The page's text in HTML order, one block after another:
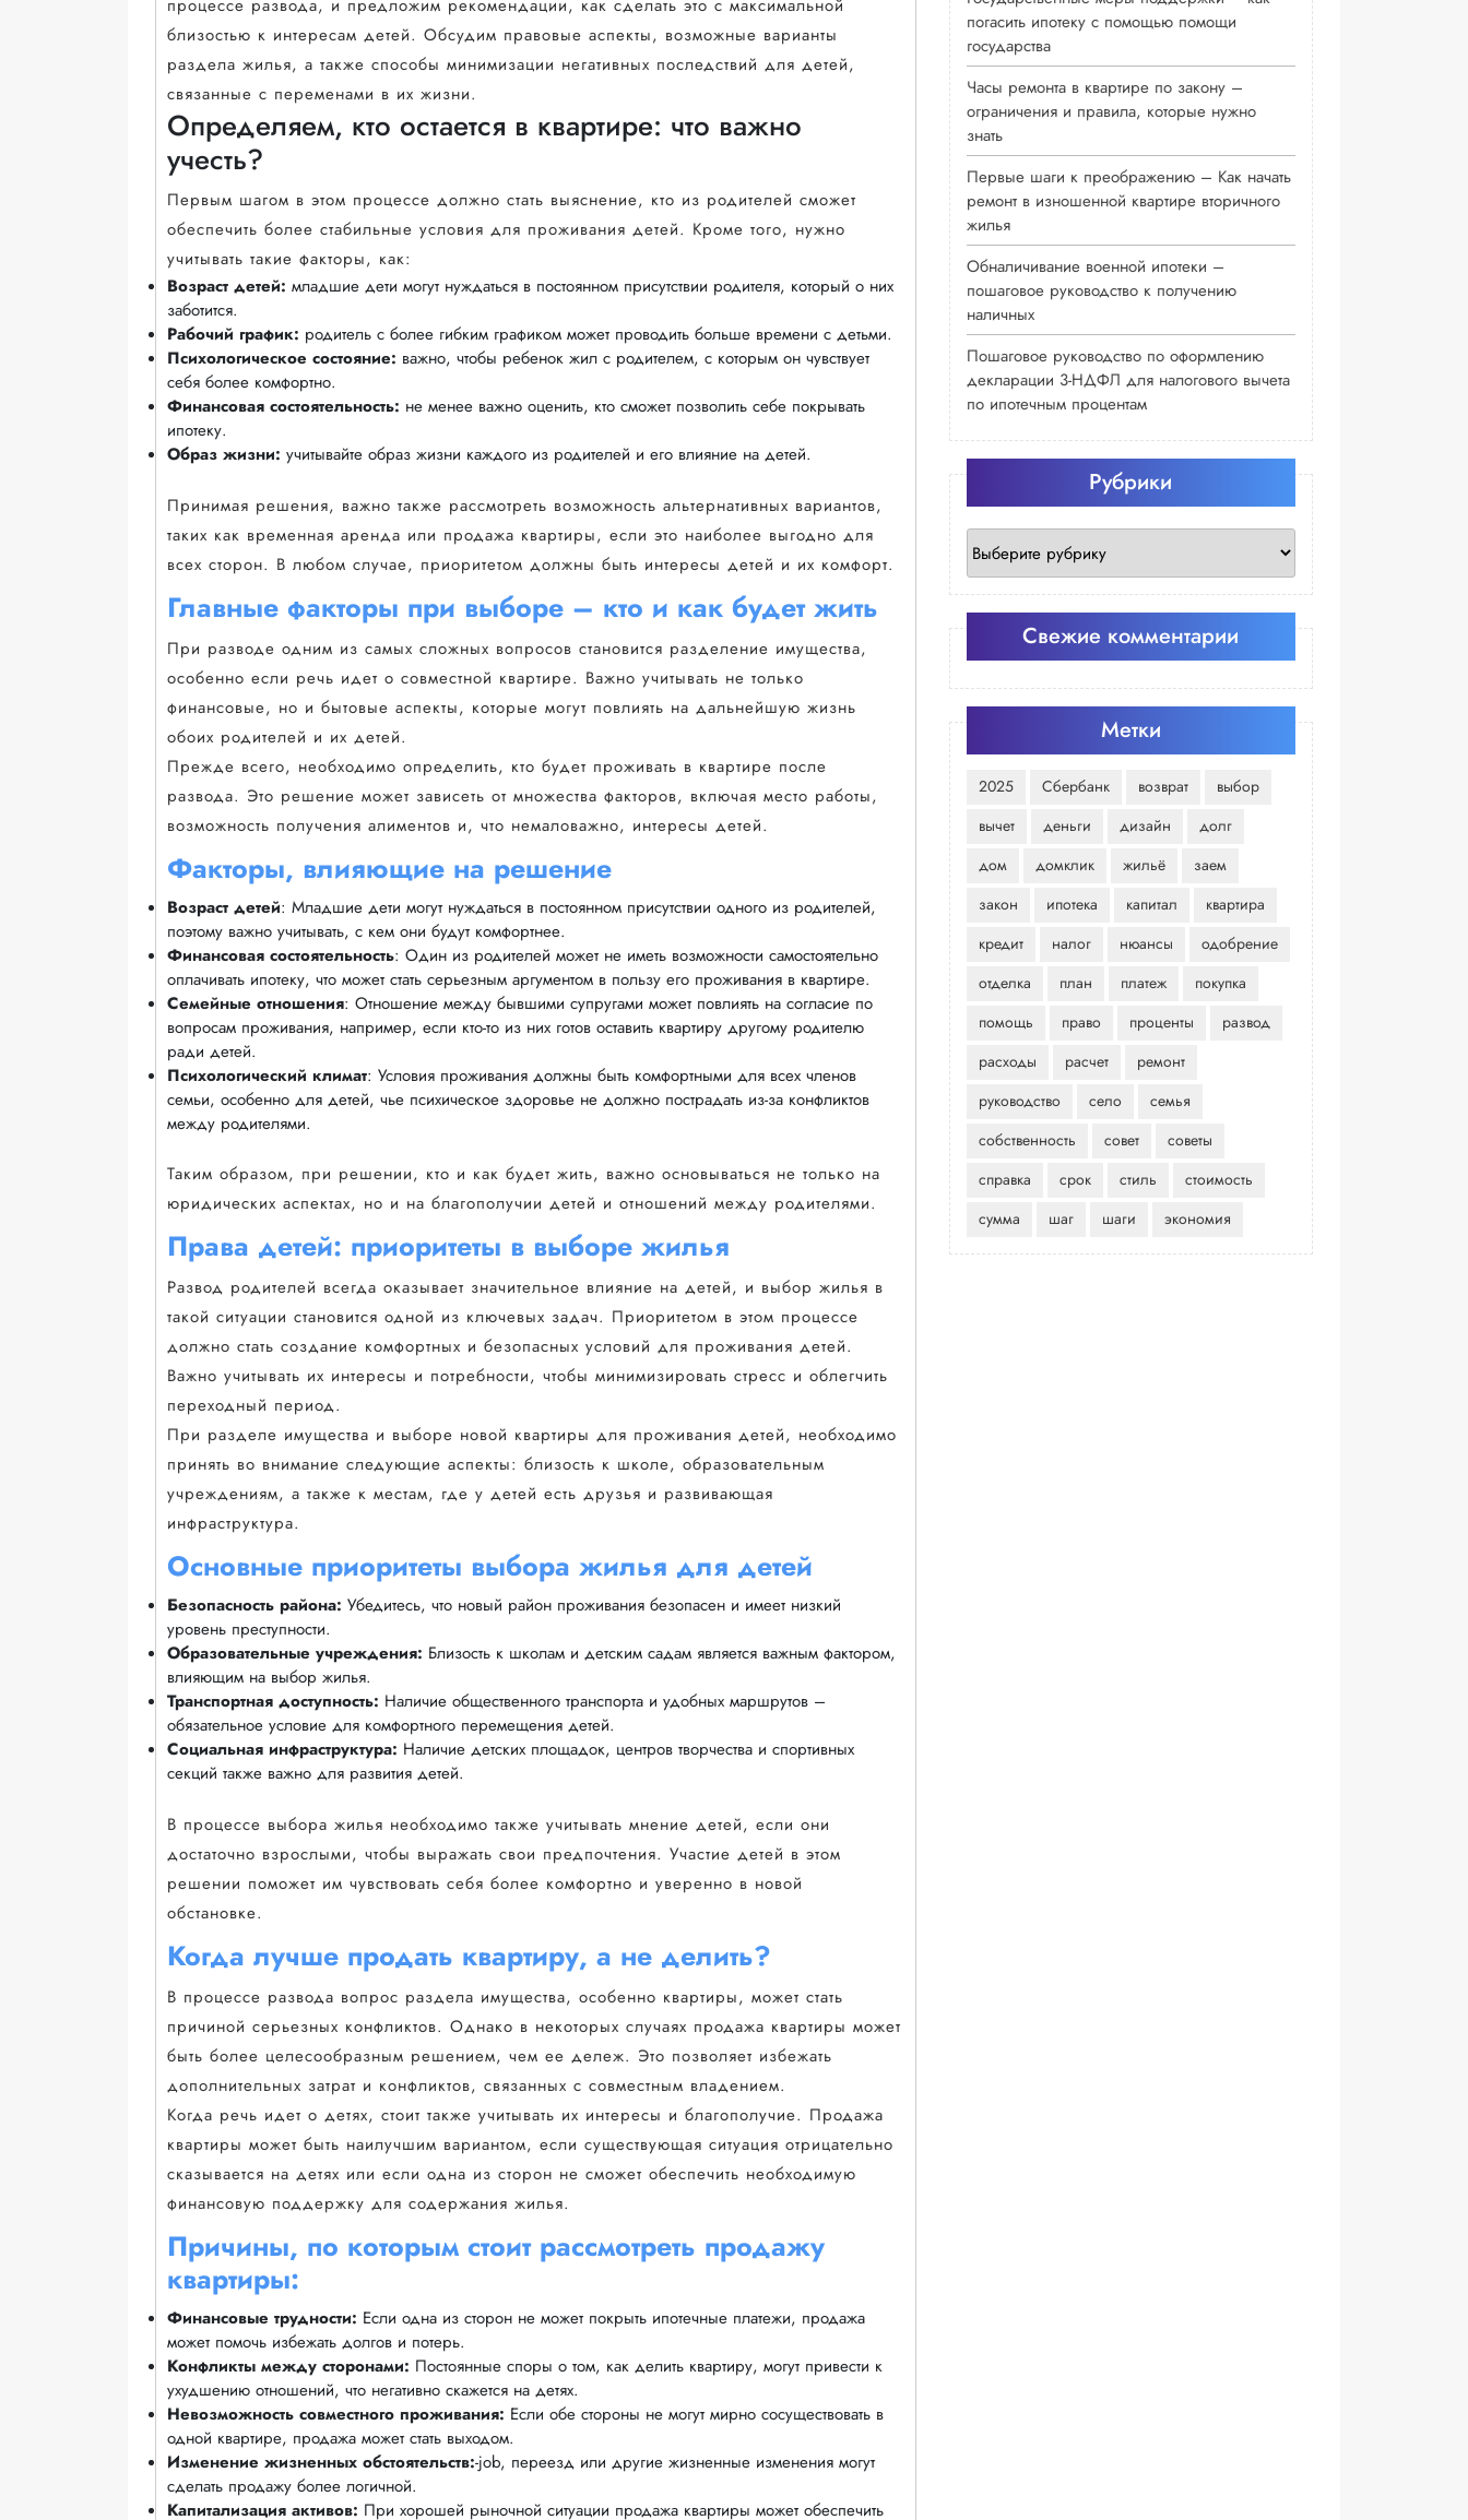
процессе развода, и предложим рекомендации, как сделать это с максимальной
близостью к интересам детей. Обсудим правовые аспекты, возможные варианты
раздела жилья, а также способы минимизации негативных последствий для детей,
связанные с переменами в их жизни.
Определяем, кто остается в квартире: что важно
учесть?
Первым шагом в этом процессе должно стать выяснение, кто из родителей сможет
обеспечить более стабильные условия для проживания детей. Кроме того, нужно
учитывать такие факторы, как:
Возраст детей: младшие дети могут нуждаться в постоянном присутствии родителя, который о них
заботится.
Рабочий график: родитель с более гибким графиком может проводить больше времени с детьми.
Психологическое состояние: важно, чтобы ребенок жил с родителем, с которым он чувствует
себя более комфортно.
Финансовая состоятельность: не менее важно оценить, кто сможет позволить себе покрывать
ипотеку.
Образ жизни: учитывайте образ жизни каждого из родителей и его влияние на детей.
Принимая решения, важно также рассмотреть возможность альтернативных вариантов,
таких как временная аренда или продажа квартиры, если это наиболее выгодно для
всех сторон. В любом случае, приоритетом должны быть интересы детей и их комфорт.
Главные факторы при выборе – кто и как будет жить
При разводе одним из самых сложных вопросов становится разделение имущества,
особенно если речь идет о совместной квартире. Важно учитывать не только
финансовые, но и бытовые аспекты, которые могут повлиять на дальнейшую жизнь
обоих родителей и их детей.
Прежде всего, необходимо определить, кто будет проживать в квартире после
развода. Это решение может зависеть от множества факторов, включая место работы,
возможность получения алиментов и, что немаловажно, интересы детей.
Факторы, влияющие на решение
Возраст детей: Младшие дети могут нуждаться в постоянном присутствии одного из родителей,
поэтому важно учитывать, с кем они будут комфортнее.
Финансовая состоятельность: Один из родителей может не иметь возможности самостоятельно
оплачивать ипотеку, что может стать серьезным аргументом в пользу его проживания в квартире.
Семейные отношения: Отношение между бывшими супругами может повлиять на согласие по
вопросам проживания, например, если кто-то из них готов оставить квартиру другому родителю
ради детей.
Психологический климат: Условия проживания должны быть комфортными для всех членов
семьи, особенно для детей, чье психическое здоровье не должно пострадать из-за конфликтов
между родителями.
Таким образом, при решении, кто и как будет жить, важно основываться не только на
юридических аспектах, но и на благополучии детей и отношений между родителями.
Права детей: приоритеты в выборе жилья
Развод родителей всегда оказывает значительное влияние на детей, и выбор жилья в
такой ситуации становится одной из ключевых задач. Приоритетом в этом процессе
должно стать создание комфортных и безопасных условий для проживания детей.
Важно учитывать их интересы и потребности, чтобы минимизировать стресс и облегчить
переходный период.
При разделе имущества и выборе новой квартиры для проживания детей, необходимо
принять во внимание следующие аспекты: близость к школе, образовательным
учреждениям, а также к местам, где у детей есть друзья и развивающая
инфраструктура.
Основные приоритеты выбора жилья для детей
Безопасность района: Убедитесь, что новый район проживания безопасен и имеет низкий
уровень преступности.
Образовательные учреждения: Близость к школам и детским садам является важным фактором,
влияющим на выбор жилья.
Транспортная доступность: Наличие общественного транспорта и удобных маршрутов –
обязательное условие для комфортного перемещения детей.
Социальная инфраструктура: Наличие детских площадок, центров творчества и спортивных
секций также важно для развития детей.
В процессе выбора жилья необходимо также учитывать мнение детей, если они
достаточно взрослыми, чтобы выражать свои предпочтения. Участие детей в этом
решении поможет им чувствовать себя более комфортно и уверенно в новой
обстановке.
Когда лучше продать квартиру, а не делить?
В процессе развода вопрос раздела имущества, особенно квартиры, может стать
причиной серьезных конфликтов. Однако в некоторых случаях продажа квартиры может
быть более целесообразным решением, чем ее дележ. Это позволяет избежать
дополнительных затрат и конфликтов, связанных с совместным владением.
Когда речь идет о детях, стоит также учитывать их интересы и благополучие. Продажа
квартиры может быть наилучшим вариантом, если существующая ситуация отрицательно
сказывается на детях или если одна из сторон не сможет обеспечить необходимую
финансовую поддержку для содержания жилья.
Причины, по которым стоит рассмотреть продажу
квартиры:
Финансовые трудности: Если одна из сторон не может покрыть ипотечные платежи, продажа
может помочь избежать долгов и потерь.
Конфликты между сторонами: Постоянные споры о том, как делить квартиру, могут привести к
ухудшению отношений, что негативно скажется на детях.
Невозможность совместного проживания: Если обе стороны не могут мирно сосуществовать в
одной квартире, продажа может стать выходом.
Изменение жизненных обстоятельств:-job, переезд или другие жизненные изменения могут
сделать продажу более логичной.
Капитализация активов: При хорошей рыночной ситуации продажа квартиры может обеспечить
погасить ипотеку с помощью помощи
государства
Часы ремонта в квартире по закону –
ограничения и правила, которые нужно
знать
Первые шаги к преображению – Как начать
ремонт в изношенной квартире вторичного
жилья
Обналичивание военной ипотеки –
пошаговое руководство к получению
наличных
Пошаговое руководство по оформлению
декларации 3-НДФЛ для налогового вычета
по ипотечным процентам
Рубрики
Рубрики
Свежие комментарии
Метки
2025 Сбербанк возврат
выбор
вычет
деньги дизайн
долг
дом
домклик жильё
заем
закон
ипотека капитал
квартира
кредит
налог нюансы
одобрение
отделка
план платеж
покупка
помощь
право проценты
развод
расходы
расчет
ремонт
руководство
село
семья
собственность
совет
советы
справка
срок стиль
стоимость
сумма
шаг шаги экономия